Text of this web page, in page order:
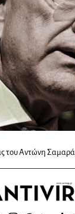
του Αντώνη Σαμαρά